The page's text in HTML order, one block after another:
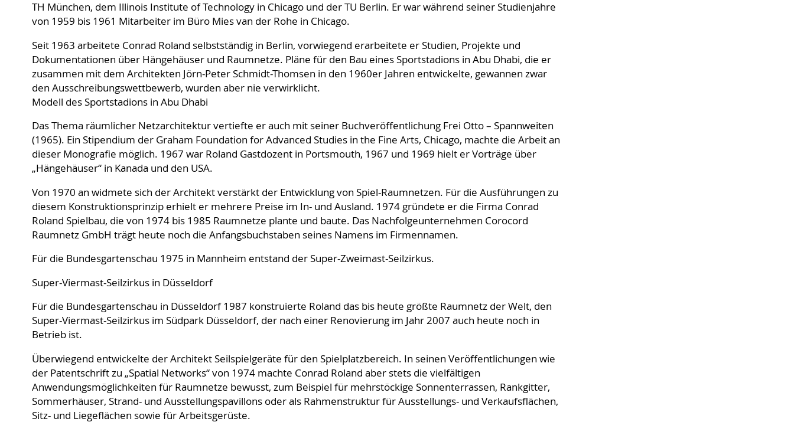
TH München, dem Illinois Institute of Technology in Chicago und der TU Berlin. Er war während seiner Studienjahre
von 1959 bis 1961 Mitarbeiter im Büro Mies van der Rohe in Chicago.
Seit 1963 arbeitete Conrad Roland selbstständig in Berlin, vorwiegend erarbeitete er Studien, Projekte und
Dokumentationen über Hängehäuser und Raumnetze. Pläne für den Bau eines Sportstadions in Abu Dhabi, die er
zusammen mit dem Architekten Jörn-Peter Schmidt-Thomsen in den 1960er Jahren entwickelte, gewannen zwar
den Ausschreibungswettbewerb, wurden aber nie verwirklicht.
Modell des Sportstadions in Abu Dhabi
Das Thema räumlicher Netzarchitektur vertiefte er auch mit seiner Buchveröffentlichung Frei Otto – Spannweiten
(1965). Ein Stipendium der Graham Foundation for Advanced Studies in the Fine Arts, Chicago, machte die Arbeit an
dieser Monografie möglich. 1967 war Roland Gastdozent in Portsmouth, 1967 und 1969 hielt er Vorträge über
„Hängehäuser“ in Kanada und den USA.
Von 1970 an widmete sich der Architekt verstärkt der Entwicklung von Spiel-Raumnetzen. Für die Ausführungen zu
diesem Konstruktionsprinzip erhielt er mehrere Preise im In- und Ausland. 1974 gründete er die Firma Conrad
Roland Spielbau, die von 1974 bis 1985 Raumnetze plante und baute. Das Nachfolgeunternehmen Corocord
Raumnetz GmbH trägt heute noch die Anfangsbuchstaben seines Namens im Firmennamen.
Für die Bundesgartenschau 1975 in Mannheim entstand der Super-Zweimast-Seilzirkus.
Super-Viermast-Seilzirkus in Düsseldorf
Für die Bundesgartenschau in Düsseldorf 1987 konstruierte Roland das bis heute größte Raumnetz der Welt, den
Super-Viermast-Seilzirkus im Südpark Düsseldorf, der nach einer Renovierung im Jahr 2007 auch heute noch in
Betrieb ist.
Überwiegend entwickelte der Architekt Seilspielgeräte für den Spielplatzbereich. In seinen Veröffentlichungen wie
der Patentschrift zu „Spatial Networks“ von 1974 machte Conrad Roland aber stets die vielfältigen
Anwendungsmöglichkeiten für Raumnetze bewusst, zum Beispiel für mehrstöckige Sonnenterrassen, Rankgitter,
Sommerhäuser, Strand- und Ausstellungspavillons oder als Rahmenstruktur für Ausstellungs- und Verkaufsflächen,
Sitz- und Liegeflächen sowie für Arbeitsgerüste.